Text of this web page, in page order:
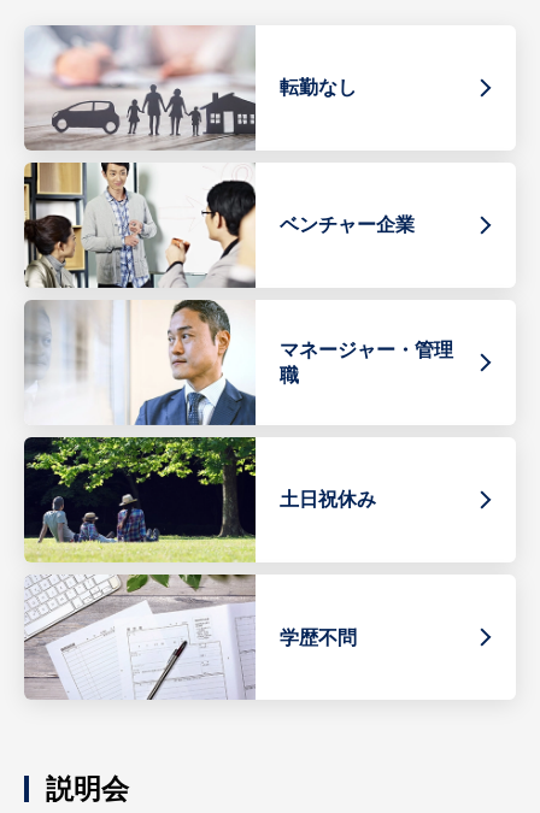
転勤なし
ベンチャー企業
マネージャー・管理
職
土日祝休み
学歴不問
説明会